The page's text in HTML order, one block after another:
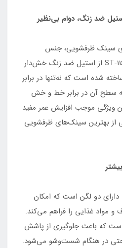
ضد زنگ، دوام بی‌نظیر
سینک ظرفشویی، جنس
ورق آن است. سینک ST-۱۱۶۲ L از استیل ضد زنگ خش‌دار
ساخته شده است که نه‌تنها در برابر
سطح آن در برابر خط و خش
ویژگی موجب افزایش عمر مفید
از بهترین سینک‌های ظرفشویی
سینک ظرفشویی ST-۱۱۶۲ دارای دو لگن است که امکان
غذایی را فراهم می‌کند.
است که باعث جلوگیری از پاشش
در هنگام شست‌وشو می‌شود.